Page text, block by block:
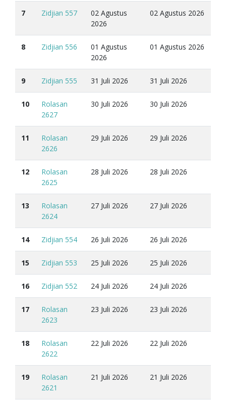
7 Zidjian 557
02 Agustus
2026
02 Agustus 2026
8 Zidjian 556
01 Agustus
2026
01 Agustus 2026
9 Zidjian 555 31 Juli 2026 31 Juli 2026
10
Rolasan
2627
30 Juli 2026 30 Juli 2026
11
Rolasan
2626
29 Juli 2026 29 Juli 2026
12
Rolasan
2625
28 Juli 2026 28 Juli 2026
13
Rolasan
2624
27 Juli 2026 27 Juli 2026
14 Zidjian 554 26 Juli 2026 26 Juli 2026
15 Zidjian 553 25 Juli 2026 25 Juli 2026
16 Zidjian 552 24 Juli 2026 24 Juli 2026
17
Rolasan
2623
23 Juli 2026 23 Juli 2026
18
Rolasan
2622
22 Juli 2026 22 Juli 2026
19
Rolasan
2621
21 Juli 2026 21 Juli 2026